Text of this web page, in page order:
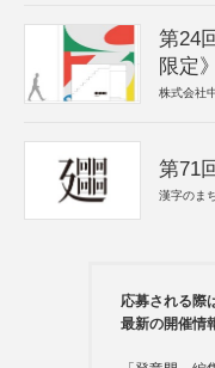
第24
限定》
株式会社
第71
漢字のま
応募される際
最新の開催情